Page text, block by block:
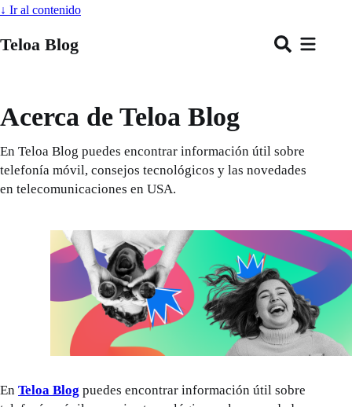
↓ Ir al contenido
Teloa Blog
Acerca de Teloa Blog
En Teloa Blog puedes encontrar información útil sobre
telefonía móvil, consejos tecnológicos y las novedades
en telecomunicaciones en USA.
En Teloa Blog puedes encontrar información útil sobre